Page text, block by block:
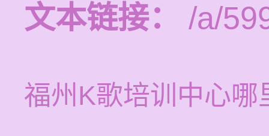
文本链接：
/a/
福州K歌培训中心哪